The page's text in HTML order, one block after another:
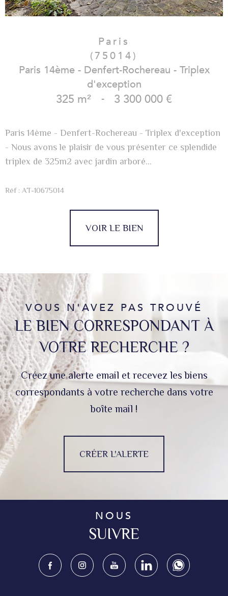
Paris
(75014)
Paris 14ème - Denfert-Rochereau - Triplex
d'exception
325 m² - 3 300 000 €
Paris 14ème - Denfert-Rochereau - Triplex d'exception
- Nous avons le plaisir de vous présenter ce splendide
triplex de 325m2 avec jardin arboré...
Réf : AT-10675014
VOIR LE BIEN
VOUS N'AVEZ PAS TROUVÉ
LE BIEN CORRESPONDANT À
VOTRE RECHERCHE ?
Créez une alerte email et recevez les biens
correspondants à votre recherche dans votre
boîte mail !
CRÉER L'ALERTE
NOUS
SUIVRE